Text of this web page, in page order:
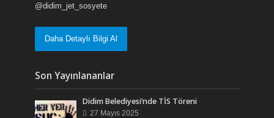
@didim_jet_sosyete
Daha Detaylı Bilgi Al
Son Yayınlananlar
Didim Belediyesi’nde TİS Töreni
27 Mayıs 2025